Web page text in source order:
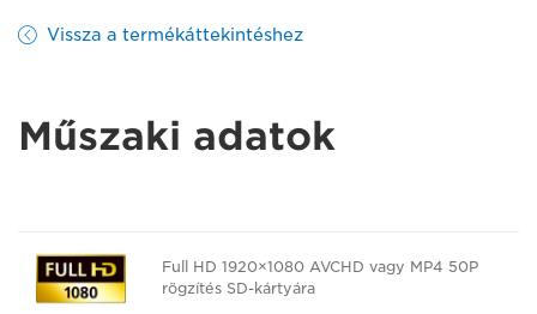
Vissza a termékáttekintéshez
Műszaki adatok
Full HD 1920×1080 AVCHD vagy MP4 50P
rögzítés SD-kártyára